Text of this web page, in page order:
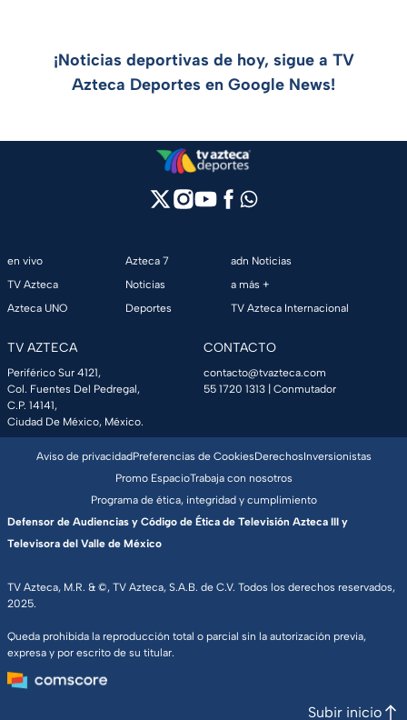
¡Noticias deportivas de hoy, sigue a TV
Azteca Deportes en Google News!
en vivo
TV Azteca
Azteca UNO
Azteca 7
Noticias
Deportes
adn Noticias
a más +
TV Azteca Internacional
TV AZTECA
Periférico Sur 4121,
Col. Fuentes Del Pedregal,
C.P. 14141,
Ciudad De México, México.
CONTACTO
contacto@tvazteca.com
55 1720 1313 | Conmutador
TV Azteca, M.R. & ©, TV Azteca, S.A.B. de C.V. Todos los derechos reservados,
2025.
Queda prohibida la reproducción total o parcial sin la autorización previa,
expresa y por escrito de su titular.
Aviso de privacidadPreferencias de CookiesDerechosInversionistas
Promo EspacioTrabaja con nosotros
Programa de ética, integridad y cumplimiento
Defensor de Audiencias y Código de Ética de Televisión Azteca III y
Televisora del Valle de México
Subir inicio